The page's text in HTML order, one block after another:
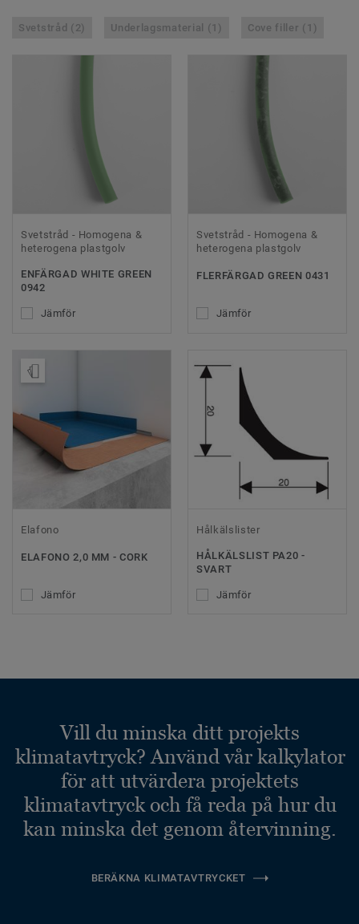
Svetstråd (2) Underlagsmaterial (1) Cove filler (1)
Svetstråd - Homogena &
heterogena plastgolv
ENFÄRGAD WHITE GREEN
0942
Jämför
Svetstråd - Homogena &
heterogena plastgolv
FLERFÄRGAD GREEN 0431
Jämför
Elafono
ELAFONO 2,0 MM - CORK
Jämför
Hålkälslister
HÅLKÄLSLIST PA20 -
SVART
Jämför
Vill du minska ditt projekts
klimatavtryck? Använd vår kalkylator
för att utvärdera projektets
klimatavtryck och få reda på hur du
kan minska det genom återvinning.
BERÄKNA KLIMATAVTRYCKET